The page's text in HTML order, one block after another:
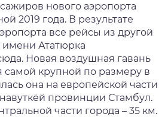
нового аэропорта
2019 года. В результате
все рейсы из другой
Ататюрка
Новая воздушная гавань
самой крупной по размеру в
она на европейской части
провинции Стамбул.
части города – 35 км.